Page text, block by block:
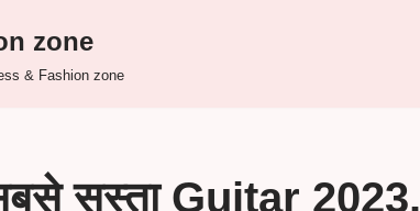
zone
& Fashion zone
सस्ता Guitar 2023.